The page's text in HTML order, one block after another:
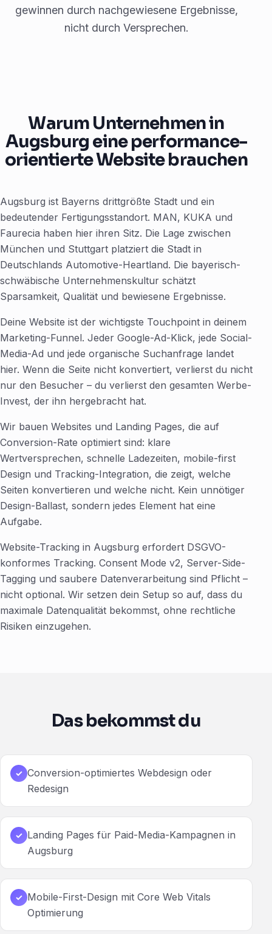
gewinnen durch nachgewiesene Ergebnisse,
nicht durch Versprechen.
Warum Unternehmen in
Augsburg eine performance-
orientierte Website brauchen
Augsburg ist Bayerns drittgrößte Stadt und ein
bedeutender Fertigungsstandort. MAN, KUKA und
Faurecia haben hier ihren Sitz. Die Lage zwischen
München und Stuttgart platziert die Stadt in
Deutschlands Automotive-Heartland. Die bayerisch-
schwäbische Unternehmenskultur schätzt
Sparsamkeit, Qualität und bewiesene Ergebnisse.
Deine Website ist der wichtigste Touchpoint in deinem
Marketing-Funnel. Jeder Google-Ad-Klick, jede Social-
Media-Ad und jede organische Suchanfrage landet
hier. Wenn die Seite nicht konvertiert, verlierst du nicht
nur den Besucher – du verlierst den gesamten Werbe-
Invest, der ihn hergebracht hat.
Wir bauen Websites und Landing Pages, die auf
Conversion-Rate optimiert sind: klare
Wertversprechen, schnelle Ladezeiten, mobile-first
Design und Tracking-Integration, die zeigt, welche
Seiten konvertieren und welche nicht. Kein unnötiger
Design-Ballast, sondern jedes Element hat eine
Aufgabe.
Website-Tracking in Augsburg erfordert DSGVO-
konformes Tracking. Consent Mode v2, Server-Side-
Tagging und saubere Datenverarbeitung sind Pflicht –
nicht optional. Wir setzen dein Setup so auf, dass du
maximale Datenqualität bekommst, ohne rechtliche
Risiken einzugehen.
Das bekommst du
✓ Conversion-optimiertes Webdesign oder
Redesign
✓ Landing Pages für Paid-Media-Kampagnen in
Augsburg
✓ Mobile-First-Design mit Core Web Vitals
Optimierung